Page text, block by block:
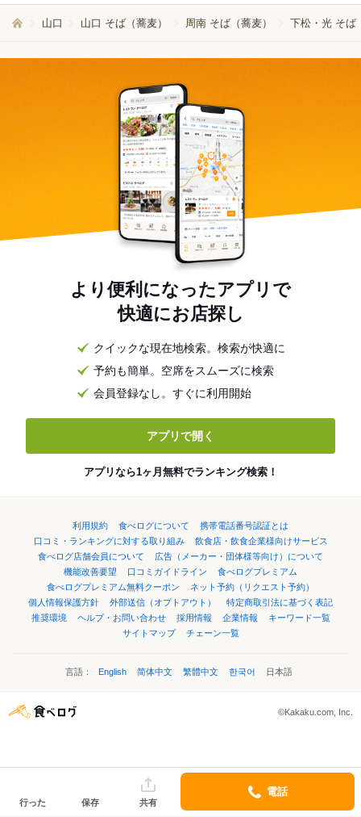
山口 山口 そば（蕎麦） 周南 そば（蕎麦） 下松・光 そば
より便利になったアプリで
快適にお店探し
クイックな現在地検索。検索が快適に
予約も簡単。空席をスムーズに検索
会員登録なし。すぐに利用開始
アプリで開く
アプリなら1ヶ月無料でランキング検索！
利用規約 食べログについて
携帯電話番号認証とは
口コミ・ランキングに対する取り組み
飲食店・飲食企業様向けサービス
食べログ店舗会員について
広告（メーカー・団体様等向け）について
機能改善要望
口コミガイドライン
食べログプレミアム
食べログプレミアム無料クーポン
ネット予約（リクエスト予約）
個人情報保護方針
外部送信（オプトアウト）
特定商取引法に基づく表記
推奨環境
ヘルプ・お問い合わせ 採用情報 企業情報
キーワード一覧
サイトマップ
チェーン一覧
言語： English 简体中文 繁體中文 한국어 日本語
©Kakaku.com, Inc.
行った 保存 共有
電話